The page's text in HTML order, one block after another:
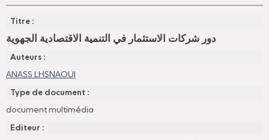
Titre :
دور شركات الاستثمار في التنمية الاقتصادية الجهوية
Auteurs :
ANASS LHSNAOUI
Type de document :
document multimédia
Editeur :